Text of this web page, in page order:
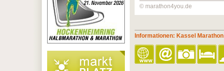
© marathon4you.de
Informationen: Kassel Marathon